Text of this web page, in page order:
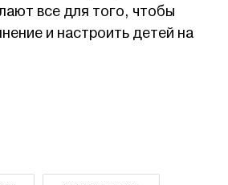
все для того, чтобы
и настроить детей на